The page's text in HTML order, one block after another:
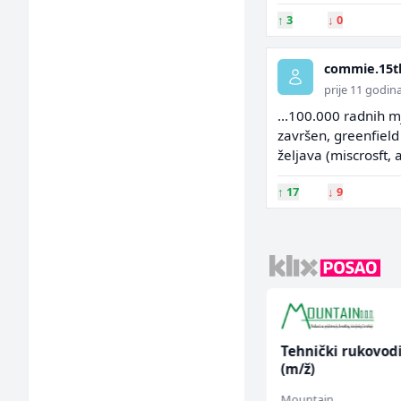
↑ 3 ↓ 0
prije 11
...100.000 radnih
završen,
željava (miscrosft,
↑ 17 ↓ 9
Tehnički
(m/ž)